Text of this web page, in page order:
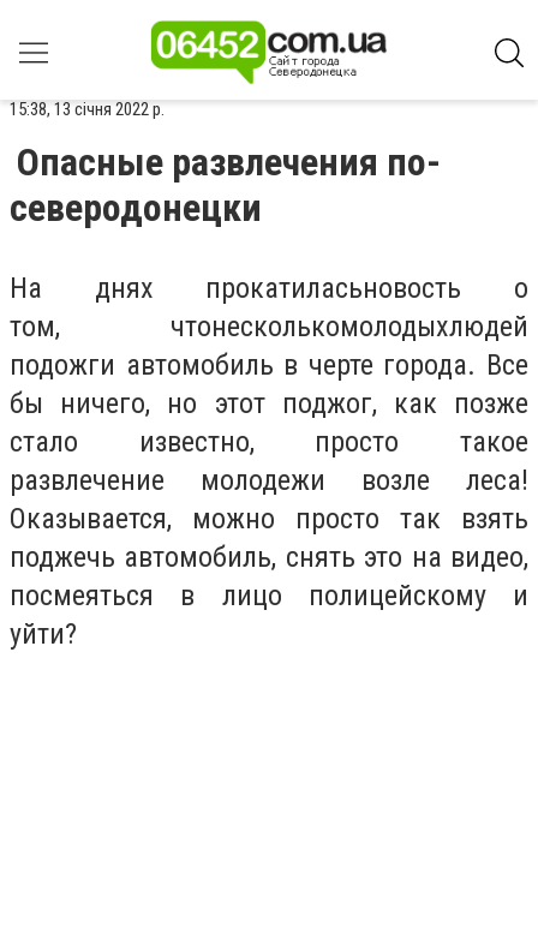
15:38, 13 січня 2022 р.
Опасные развлечения по-
северодонецки
На днях прокатиласьновость о
том, чтонесколькомолодыхлюдей
подожги автомобиль в черте города. Все
бы ничего, но этот поджог, как позже
стало известно, просто такое
развлечение молодежи возле леса!
Оказывается, можно просто так взять
поджечь автомобиль, снять это на видео,
посмеяться в лицо полицейскому и
уйти?